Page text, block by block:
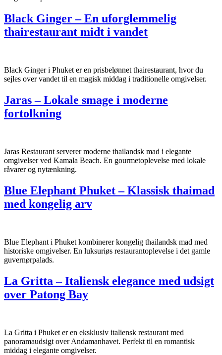
Black Ginger – En uforglemmelig
thairestaurant midt i vandet
Black Ginger i Phuket er en prisbelønnet thairestaurant, hvor du
sejles over vandet til en magisk middag i traditionelle omgivelser.
Jaras – Lokale smage i moderne
fortolkning
Jaras Restaurant serverer moderne thailandsk mad i elegante
omgivelser ved Kamala Beach. En gourmetoplevelse med lokale
råvarer og nytænkning.
Blue Elephant Phuket – Klassisk thaimad
med kongelig arv
Blue Elephant i Phuket kombinerer kongelig thailandsk mad med
historiske omgivelser. En luksuriøs restaurantoplevelse i det gamle
guvernørpalads.
La Gritta – Italiensk elegance med udsigt
over Patong Bay
La Gritta i Phuket er en eksklusiv italiensk restaurant med
panoramaudsigt over Andamanhavet. Perfekt til en romantisk
middag i elegante omgivelser.